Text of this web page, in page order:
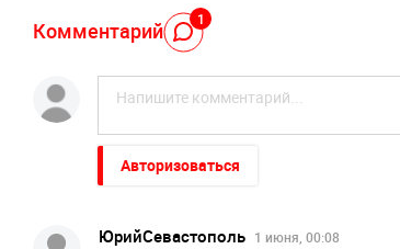
Комментарий 1
Авторизоваться
ЮрийСевастополь 1 июня, 00:08